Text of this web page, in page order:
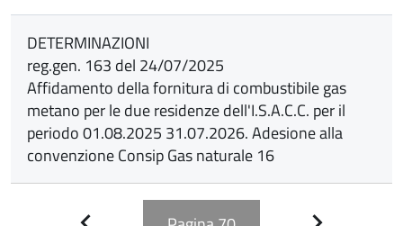
DETERMINAZIONI
reg.gen. 163 del 24/07/2025
Affidamento della fornitura di combustibile gas
metano per le due residenze dell'I.S.A.C.C. per il
periodo 01.08.2025 31.07.2026. Adesione alla
convenzione Consip Gas naturale 16